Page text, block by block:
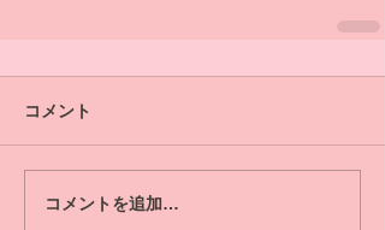
コメント
コメントを追加…